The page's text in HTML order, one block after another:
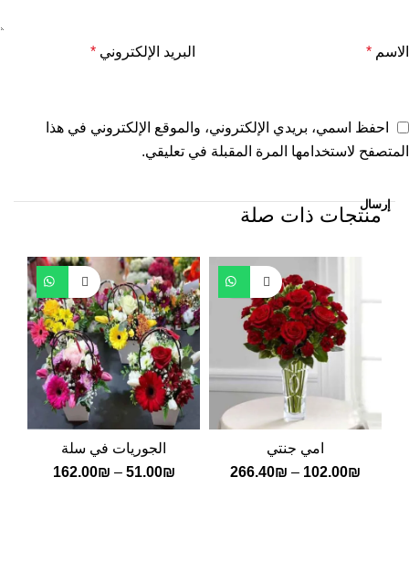
الاسم * البريد الإلكتروني *
احفظ اسمي، بريدي الإلكتروني، والموقع الإلكتروني في هذا
المتصفح لاستخدامها المرة المقبلة في تعليقي.
منتجات ذات صلة
امي جنتي
102.00₪
–
266.40₪
الجوريات في سلة
51.00₪
–
162.00₪